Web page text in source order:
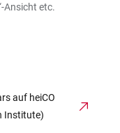
Ansicht etc.
auf heiCO
Institute)